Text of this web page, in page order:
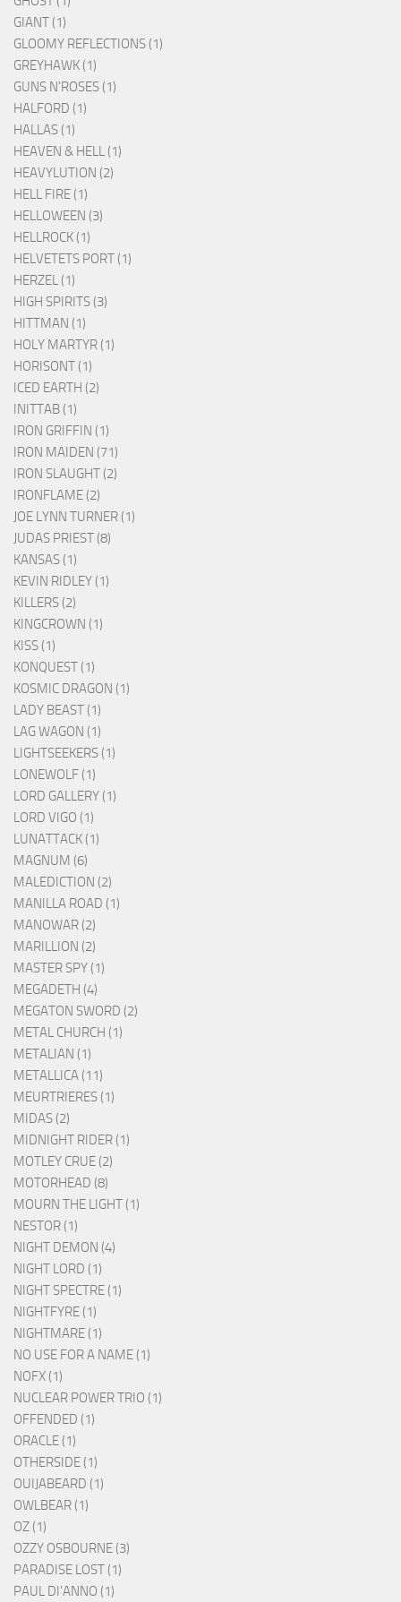
GIANT (1)
GLOOMY REFLECTIONS (1)
GREYHAWK (1)
GUNS N'ROSES (1)
HALFORD (1)
HALLAS (1)
HEAVEN & HELL (1)
HEAVYLUTION (2)
HELL FIRE (1)
HELLOWEEN (3)
HELLROCK (1)
HELVETETS PORT (1)
HERZEL (1)
HIGH SPIRITS (3)
HITTMAN (1)
HOLY MARTYR (1)
HORISONT (1)
ICED EARTH (2)
INITTAB (1)
IRON GRIFFIN (1)
IRON MAIDEN (71)
IRON SLAUGHT (2)
IRONFLAME (2)
JOE LYNN TURNER (1)
JUDAS PRIEST (8)
KANSAS (1)
KEVIN RIDLEY (1)
KILLERS (2)
KINGCROWN (1)
KISS (1)
KONQUEST (1)
KOSMIC DRAGON (1)
LADY BEAST (1)
LAG WAGON (1)
LIGHTSEEKERS (1)
LONEWOLF (1)
LORD GALLERY (1)
LORD VIGO (1)
LUNATTACK (1)
MAGNUM (6)
MALEDICTION (2)
MANILLA ROAD (1)
MANOWAR (2)
MARILLION (2)
MASTER SPY (1)
MEGADETH (4)
MEGATON SWORD (2)
METAL CHURCH (1)
METALIAN (1)
METALLICA (11)
MEURTRIERES (1)
MIDAS (2)
MIDNIGHT RIDER (1)
MOTLEY CRUE (2)
MOTORHEAD (8)
MOURN THE LIGHT (1)
NESTOR (1)
NIGHT DEMON (4)
NIGHT LORD (1)
NIGHT SPECTRE (1)
NIGHTFYRE (1)
NIGHTMARE (1)
NO USE FOR A NAME (1)
NOFX (1)
NUCLEAR POWER TRIO (1)
OFFENDED (1)
ORACLE (1)
OTHERSIDE (1)
OUIJABEARD (1)
OWLBEAR (1)
OZ (1)
OZZY OSBOURNE (3)
PARADISE LOST (1)
PAUL DI'ANNO (1)